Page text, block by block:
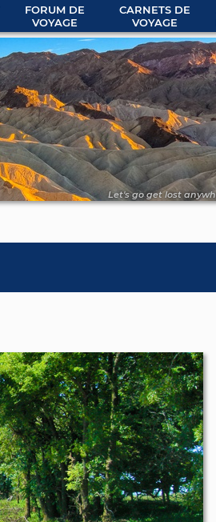
FORUM DE
VOYAGE
CARNETS DE
VOYAGE
Let's go get lost